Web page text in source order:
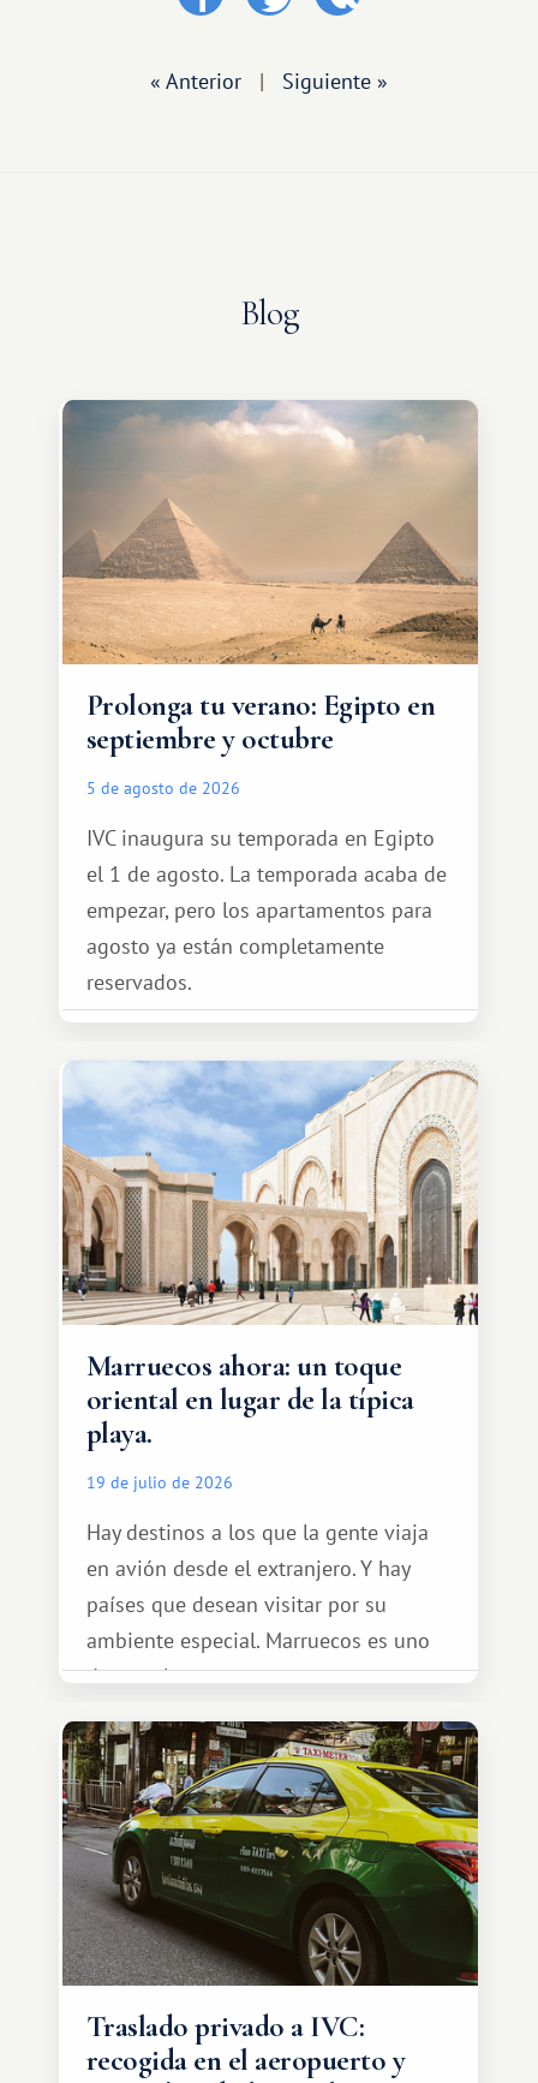
« Anterior | Siguiente »
Blog
Prolonga tu verano: Egipto en
septiembre y octubre
5 de agosto de 2026
IVC inaugura su temporada en Egipto
el 1 de agosto. La temporada acaba de
empezar, pero los apartamentos para
agosto ya están completamente
reservados.
Marruecos ahora: un toque
oriental en lugar de la típica
playa.
19 de julio de 2026
Hay destinos a los que la gente viaja
en avión desde el extranjero. Y hay
países que desean visitar por su
ambiente especial. Marruecos es uno
de esos lugares.
Traslado privado a IVC:
recogida en el aeropuerto y